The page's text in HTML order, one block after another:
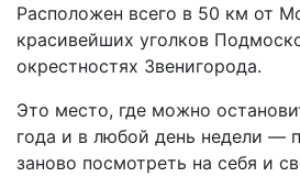
Расположен всего в 50 км от
красивейших уголков
окрестностях Звенигорода.
Это место, где можно
года и в любой день недели —
заново посмотреть на себя и